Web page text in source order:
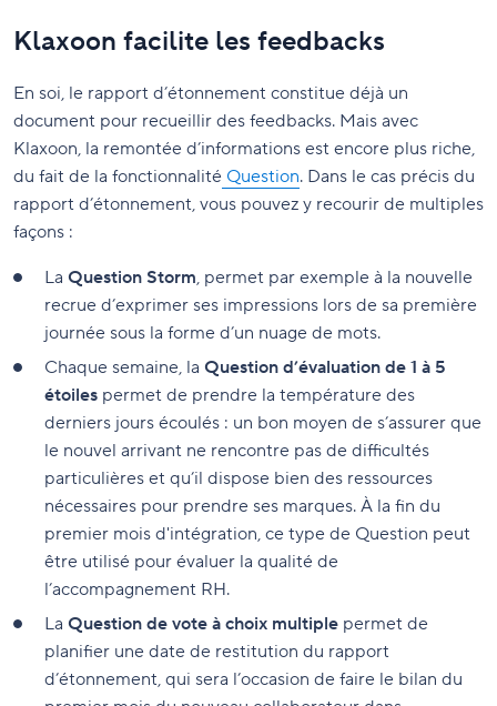
Klaxoon facilite les feedbacks
En soi, le rapport d’étonnement constitue déjà un
document pour recueillir des feedbacks. Mais avec
Klaxoon, la remontée d’informations est encore plus riche,
du fait de la fonctionnalité Question. Dans le cas précis du
rapport d’étonnement, vous pouvez y recourir de multiples
façons :
La Question Storm, permet par exemple à la nouvelle
recrue d’exprimer ses impressions lors de sa première
journée sous la forme d’un nuage de mots.
Chaque semaine, la Question d’évaluation de 1 à 5
étoiles permet de prendre la température des
derniers jours écoulés : un bon moyen de s’assurer que
le nouvel arrivant ne rencontre pas de difficultés
particulières et qu’il dispose bien des ressources
nécessaires pour prendre ses marques. À la fin du
premier mois d'intégration, ce type de Question peut
être utilisé pour évaluer la qualité de
l’accompagnement RH.
La Question de vote à choix multiple permet de
planifier une date de restitution du rapport
d’étonnement, qui sera l’occasion de faire le bilan du